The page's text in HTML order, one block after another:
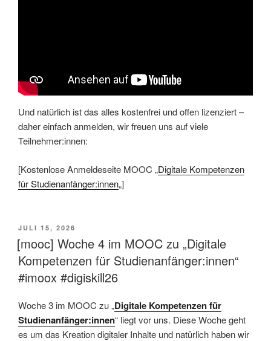
Und natürlich ist das alles kostenfrei und offen lizenziert –
daher einfach anmelden, wir freuen uns auf viele
Teilnehmer:innen:
[Kostenlose Anmeldeseite MOOC „Digitale Kompetenzen
für Studienanfänger:innen„]
VERÖFFENTLICHT
AM
JULI 15, 2026
[mooc] Woche 4 im MOOC zu „Digitale
Kompetenzen für Studienanfänger:innen“
#imoox #digiskill26
Woche 3 im MOOC zu „Digitale Kompetenzen für
Studienanfänger:innen“ liegt vor uns. Diese Woche geht
es um das Kreation digitaler Inhalte und natürlich haben wir